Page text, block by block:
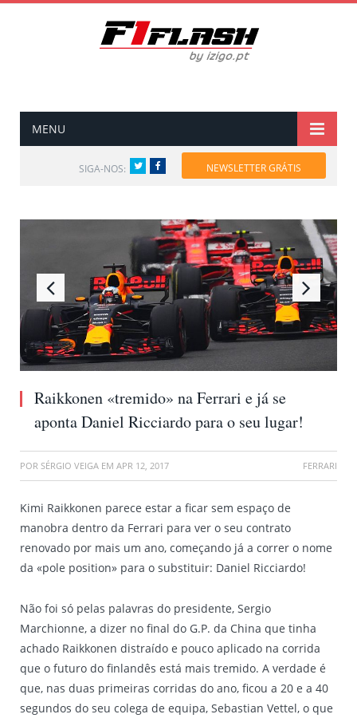
MENU
SIGA-NOS: TwitterFacebook NEWSLETTER GRÁTIS
Raikkonen «tremido» na Ferrari e já se
aponta Daniel Ricciardo para o seu lugar!
POR SÉRGIO VEIGA EM APR 12, 2017 FERRARI
Kimi Raikkonen parece estar a ficar sem espaço de
manobra dentro da Ferrari para ver o seu contrato
renovado por mais um ano, começando já a correr o nome
da «pole position» para o substituir: Daniel Ricciardo!
Não foi só pelas palavras do presidente, Sergio
Marchionne, a dizer no final do G.P. da China que tinha
achado Raikkonen distraído e pouco aplicado na corrida
que o futuro do finlandês está mais tremido. A verdade é
que, nas duas primeiras corridas do ano, ficou a 20 e a 40
segundos do seu colega de equipa, Sebastian Vettel, o que